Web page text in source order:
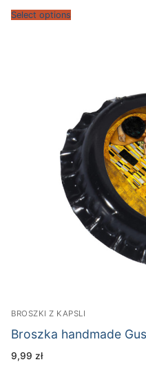
Select options
BROSZKI Z KAPSLI
Broszka handmade
9,99 zł